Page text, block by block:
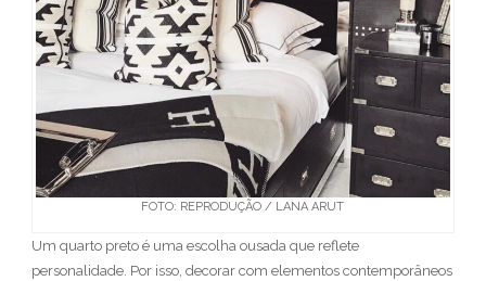
FOTO: REPRODUÇÃO / LANA ARUT
Um quarto preto é uma escolha ousada que reflete
personalidade. Por isso, decorar com elementos contemporâneos